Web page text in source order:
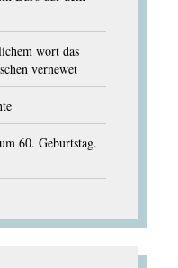
wort das
vernewet
60. Geburtstag.